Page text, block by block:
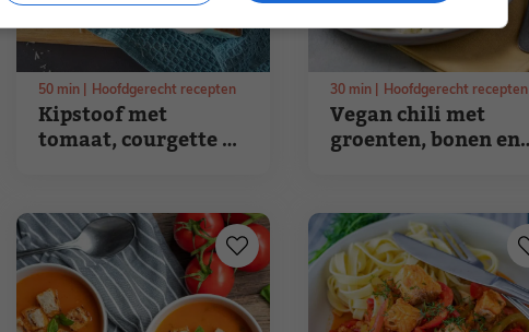
Kipstoof met
tomaat, courgette en
50 min Hoofdgerecht recepten
Vegan chili met
groenten, bonen en
30 min Hoofdgerecht recepten